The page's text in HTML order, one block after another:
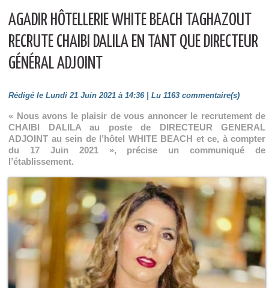
AGADIR HÔTELLERIE WHITE BEACH TAGHAZOUT
RECRUTE CHAIBI DALILA EN TANT QUE DIRECTEUR
GÉNÉRAL ADJOINT
Rédigé le Lundi 21 Juin 2021 à 14:36 | Lu 1163 commentaire(s)
« Nous avons le plaisir de vous annoncer le recrutement de
CHAIBI DALILA au poste de DIRECTEUR GENERAL
ADJOINT au sein de l’hôtel WHITE BEACH et ce, à compter
du 17 Juin 2021 », précise un communiqué de
l’établissement.